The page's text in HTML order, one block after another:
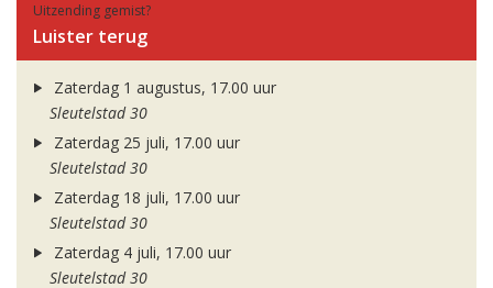
Uitzending gemist?
Luister terug
Zaterdag 1 augustus, 17.00 uur
Sleutelstad 30
Zaterdag 25 juli, 17.00 uur
Sleutelstad 30
Zaterdag 18 juli, 17.00 uur
Sleutelstad 30
Zaterdag 4 juli, 17.00 uur
Sleutelstad 30